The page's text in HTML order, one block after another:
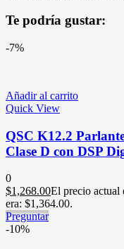
Te podría gustar:
-7%
Añadir al carrito
Quick View
QSC K12.2
Clase D con DSP
0
$1,268.00El precio actual
era: $1,364.00.
Preguntar
-10%